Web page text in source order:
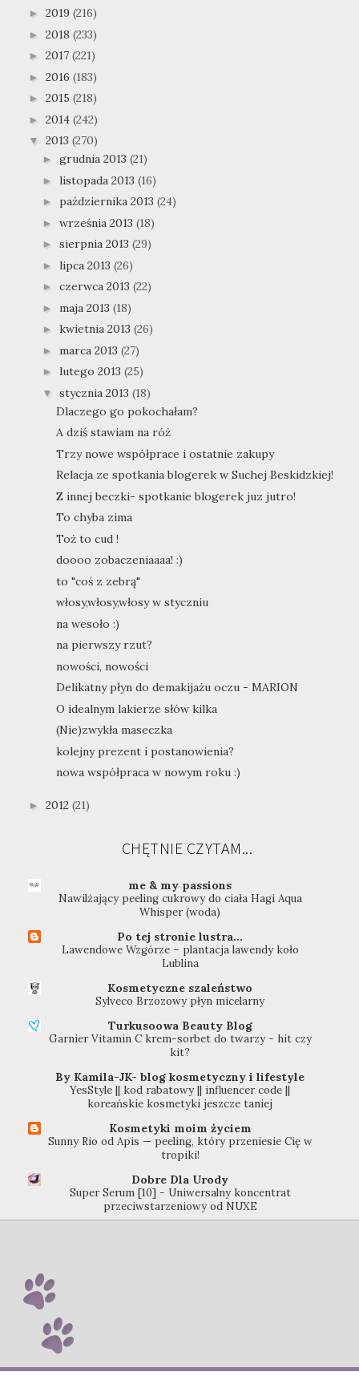
► 2019 (216)
► 2018 (233)
► 2017 (221)
► 2016 (183)
► 2015 (218)
► 2014 (242)
▼ 2013 (270)
► grudnia 2013 (21)
► listopada 2013 (16)
► października 2013 (24)
► września 2013 (18)
► sierpnia 2013 (29)
► lipca 2013 (26)
► czerwca 2013 (22)
► maja 2013 (18)
► kwietnia 2013 (26)
► marca 2013 (27)
► lutego 2013 (25)
▼ stycznia 2013 (18)
Dlaczego go pokochałam?
A dziś stawiam na róż
Trzy nowe współprace i ostatnie zakupy
Relacja ze spotkania blogerek w Suchej Beskidzkiej!
Z innej beczki- spotkanie blogerek juz jutro!
To chyba zima
Toż to cud !
doooo zobaczeniaaaa! :)
to "coś z zebrą"
włosy,włosy,włosy w styczniu
na wesoło :)
na pierwszy rzut?
nowości, nowości
Delikatny płyn do demakijażu oczu - MARION
O idealnym lakierze słów kilka
(Nie)zwykła maseczka
kolejny prezent i postanowienia?
nowa współpraca w nowym roku :)
► 2012 (21)
CHĘTNIE CZYTAM...
me & my passions
Nawilżający peeling cukrowy do ciała Hagi Aqua
Whisper (woda)
Po tej stronie lustra...
Lawendowe Wzgórze – plantacja lawendy koło
Lublina
Kosmetyczne szaleństwo
Sylveco Brzozowy płyn micelarny
Turkusoowa Beauty Blog
Garnier Vitamin C krem-sorbet do twarzy - hit czy
kit?
By Kamila-JK- blog kosmetyczny i lifestyle
YesStyle || kod rabatowy || influencer code ||
koreańskie kosmetyki jeszcze taniej
Kosmetyki moim życiem
Sunny Rio od Apis — peeling, który przeniesie Cię w
tropiki!
Dobre Dla Urody
Super Serum [10] - Uniwersalny koncentrat
przeciwstarzeniowy od NUXE